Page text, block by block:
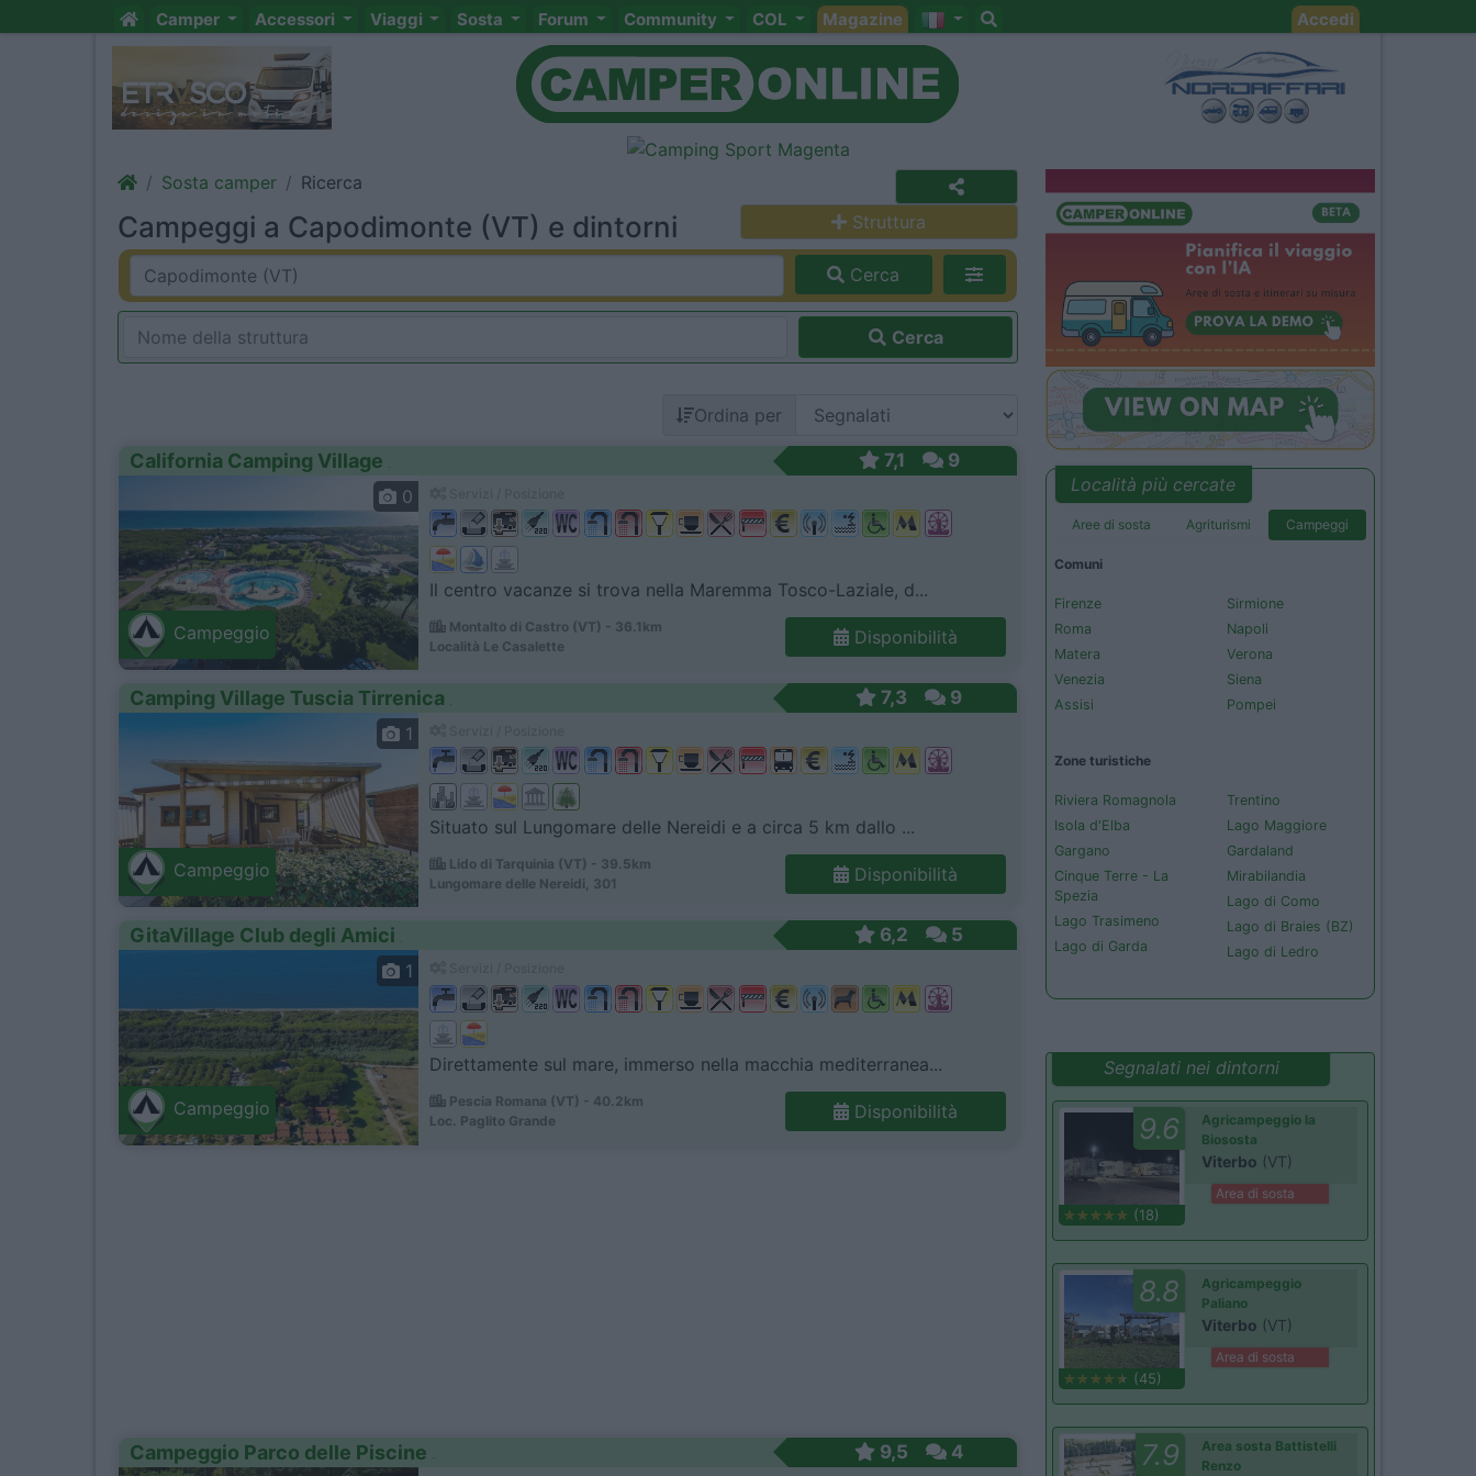
Camper Accessori Viaggi Sosta Forum Community COL Magazine Accedi
Sosta camper Ricerca
Campeggi a Capodimonte (VT) e dintorni Struttura
Cerca
Cerca
Ordina per
California Camping Village 7,1 9
Campeggio
0
Il centro vacanze si trova nella Maremma Tosco-Laziale, d...
Montalto di Castro (VT) - 36.1km
Località Le Casalette
Disponibilità
Camping Village Tuscia Tirrenica 7,3 9
Campeggio
1
Situato sul Lungomare delle Nereidi e a circa 5 km dallo ...
Lido di Tarquinia (VT) - 39.5km
Lungomare delle Nereidi, 301
Disponibilità
GitaVillage Club degli Amici 6,2 5
Campeggio
1
Direttamente sul mare, immerso nella macchia mediterranea...
Pescia Romana (VT) - 40.2km
Loc. Paglito Grande
Disponibilità
Campeggio Parco delle Piscine 9,5 4
Località più cercate
Aree di sosta Agriturismi Campeggi
Comuni
Firenze
Roma
Matera
Venezia
Assisi
Sirmione
Napoli
Verona
Siena
Pompei
Zone turistiche
Riviera Romagnola
Isola d'Elba
Gargano
Cinque Terre - La
Spezia
Lago Trasimeno
Lago di Garda
Trentino
Lago Maggiore
Gardaland
Mirabilandia
Lago di Como
Lago di Braies (BZ)
Lago di Ledro
Segnalati nei dintorni
9.6
(18)
Agricampeggio la
Biososta
Viterbo (VT)
Area di sosta
8.8
(45)
Agricampeggio
Paliano
Viterbo (VT)
Area di sosta
7.9
Area sosta Battistelli
Renzo